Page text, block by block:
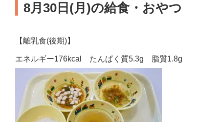
8月30日(月)の給食・おやつ
【離乳食(後期)】
エネルギー176kcal たんぱく質5.3g 脂質1.8g